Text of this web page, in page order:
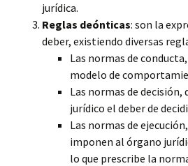
jurídica.
Reglas deónticas: son la
deber, existiendo diversas
Las normas de
modelo de
Las normas de
jurídico el deber de
Las normas de
imponen al órgano
lo que prescribe la